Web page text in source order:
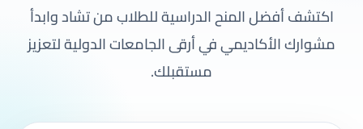
اكتشف أفضل المنح الدراسية للطلاب من تشاد وابدأ
مشوارك الأكاديمي في أرقى الجامعات الدولية لتعزيز
مستقبلك.